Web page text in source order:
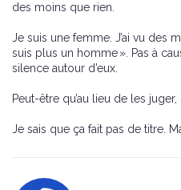
des moins que rien.
Je suis une femme. J’ai vu des
suis plus un homme ». Pas à
silence autour d’eux.
Peut-être qu’au lieu de les
Je sais que ça fait pas de titre.